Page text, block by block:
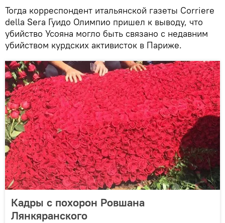
Тогда корреспондент итальянской газеты Corriere
della Sera Гуидо Олимпио пришел к выводу, что
убийство Усояна могло быть связано с недавним
убийством курдских активисток в Париже.
Кадры с похорон Ровшана
Лянкяранского